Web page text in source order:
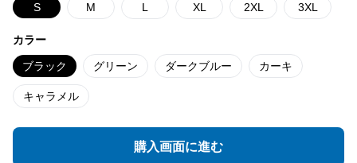
S M L XL 2XL 3XL
カラー
ブラック グリーン ダークブルー カーキ
キャラメル
購入画面に進む